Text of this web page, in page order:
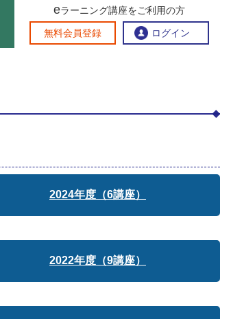
連携交流ひろば
eラーニング講座をご利用の方
無料会員登録 ログイン
2024年度（6講座）
2022年度（9講座）